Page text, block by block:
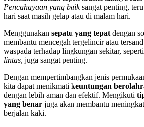
Pencahayaan yang baiksangat penting,
hari saat masih gelap atau di malam hari.
Menggunakan sepatu yang tepat dengan
membantu mencegah tergelincir atau
waspada terhadap lingkungan sekitar, seperti
lintas, juga sangat penting.
Dengan mempertimbangkan jenis
kita dapat menikmati keuntungan
dengan lebih aman dan efektif. Mengikuti
yang benar juga akan membantu
berjalan kaki.